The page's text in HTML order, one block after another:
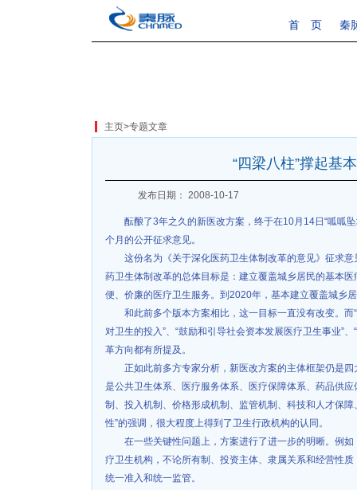
首 页 秦
主页>专题文章
“四梁八柱”撑起基
发布日期： 2008-10-17
酝酿了3年之久的新医改方案，终于在10月14日“呱呱
个月的公开征求意见。
这份名为《关于深化医药卫生体制改革的意见》征求
药卫生体制改革的总体目标是：建立覆盖城乡居民的基本
便、价廉的医疗卫生服务。到2020年，基本建立覆盖城乡
和此前多个版本方案相比，这一目标一直没有改变。而
对卫生的投入”、“鼓励和引导社会资本发展医疗卫生事业”
革方向都有所提及。
正如此前多方专家分析，新医改方案的主体框架仍是四
是公共卫生体系、医疗服务体系、医疗保障体系、药品供
制、投入机制、价格形成机制、监管机制、科技和人才保
性”的强调，很大程度上得到了卫生行政机构的认同。
在一些关键性问题上，方案进行了进一步的明晰。例
疗卫生机构，不论所有制、投资主体、隶属关系和经营性
统一准入和统一监管。